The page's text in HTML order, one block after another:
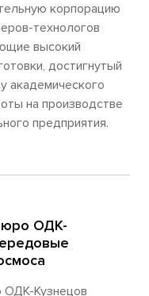
корпорацию
технологов
высокий
достигнутый
академического
на производстве
предприятия.
ОДК-
ОДК-Кузнецов